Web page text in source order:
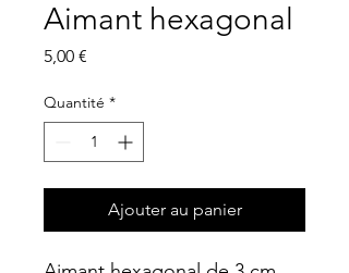
Aimant hexagonal
5,00 €
Quantité *
Ajouter au panier